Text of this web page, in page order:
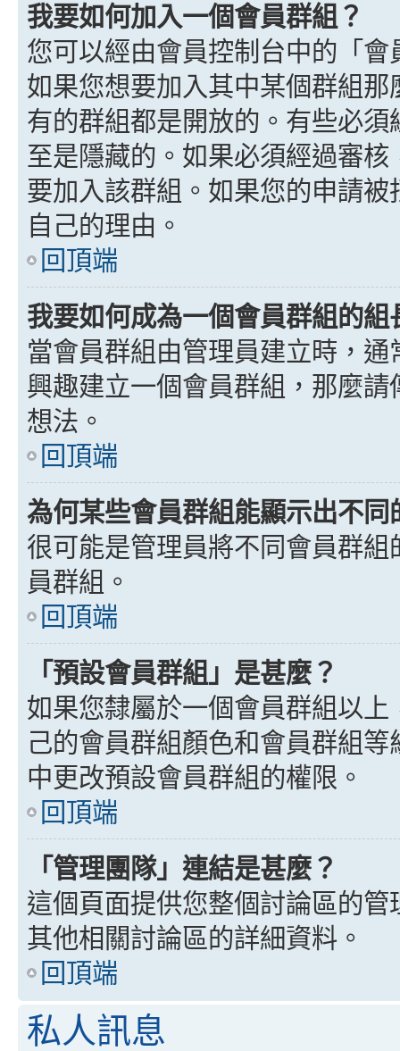
我要如何加入一個會員群組？
您可以經由會員控制台中的「
如果您想要加入其中某個群組
有的群組都是開放的。有些必
至是隱藏的。如果必須經過審
要加入該群組。如果您的申請
自己的理由。
回頂端
我要如何成為一個會員群組的組
當會員群組由管理員建立時，
興趣建立一個會員群組，那麼
想法。
回頂端
為何某些會員群組能顯示出不同
很可能是管理員將不同會員群
員群組。
回頂端
「預設會員群組」是甚麼？
如果您隸屬於一個會員群組以
己的會員群組顏色和會員群組
中更改預設會員群組的權限。
回頂端
「管理團隊」連結是甚麼？
這個頁面提供您整個討論區的
其他相關討論區的詳細資料。
回頂端
私人訊息